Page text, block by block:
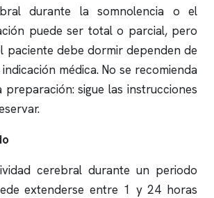
durante la somnolencia o el
puede ser total o parcial, pero
paciente debe dormir dependen de
médica. No se recomienda
preparación: sigue las instrucciones
cerebral durante un periodo
extenderse entre 1 y 24 horas